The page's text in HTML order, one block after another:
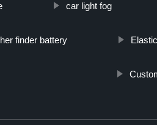
car light fog
finder battery